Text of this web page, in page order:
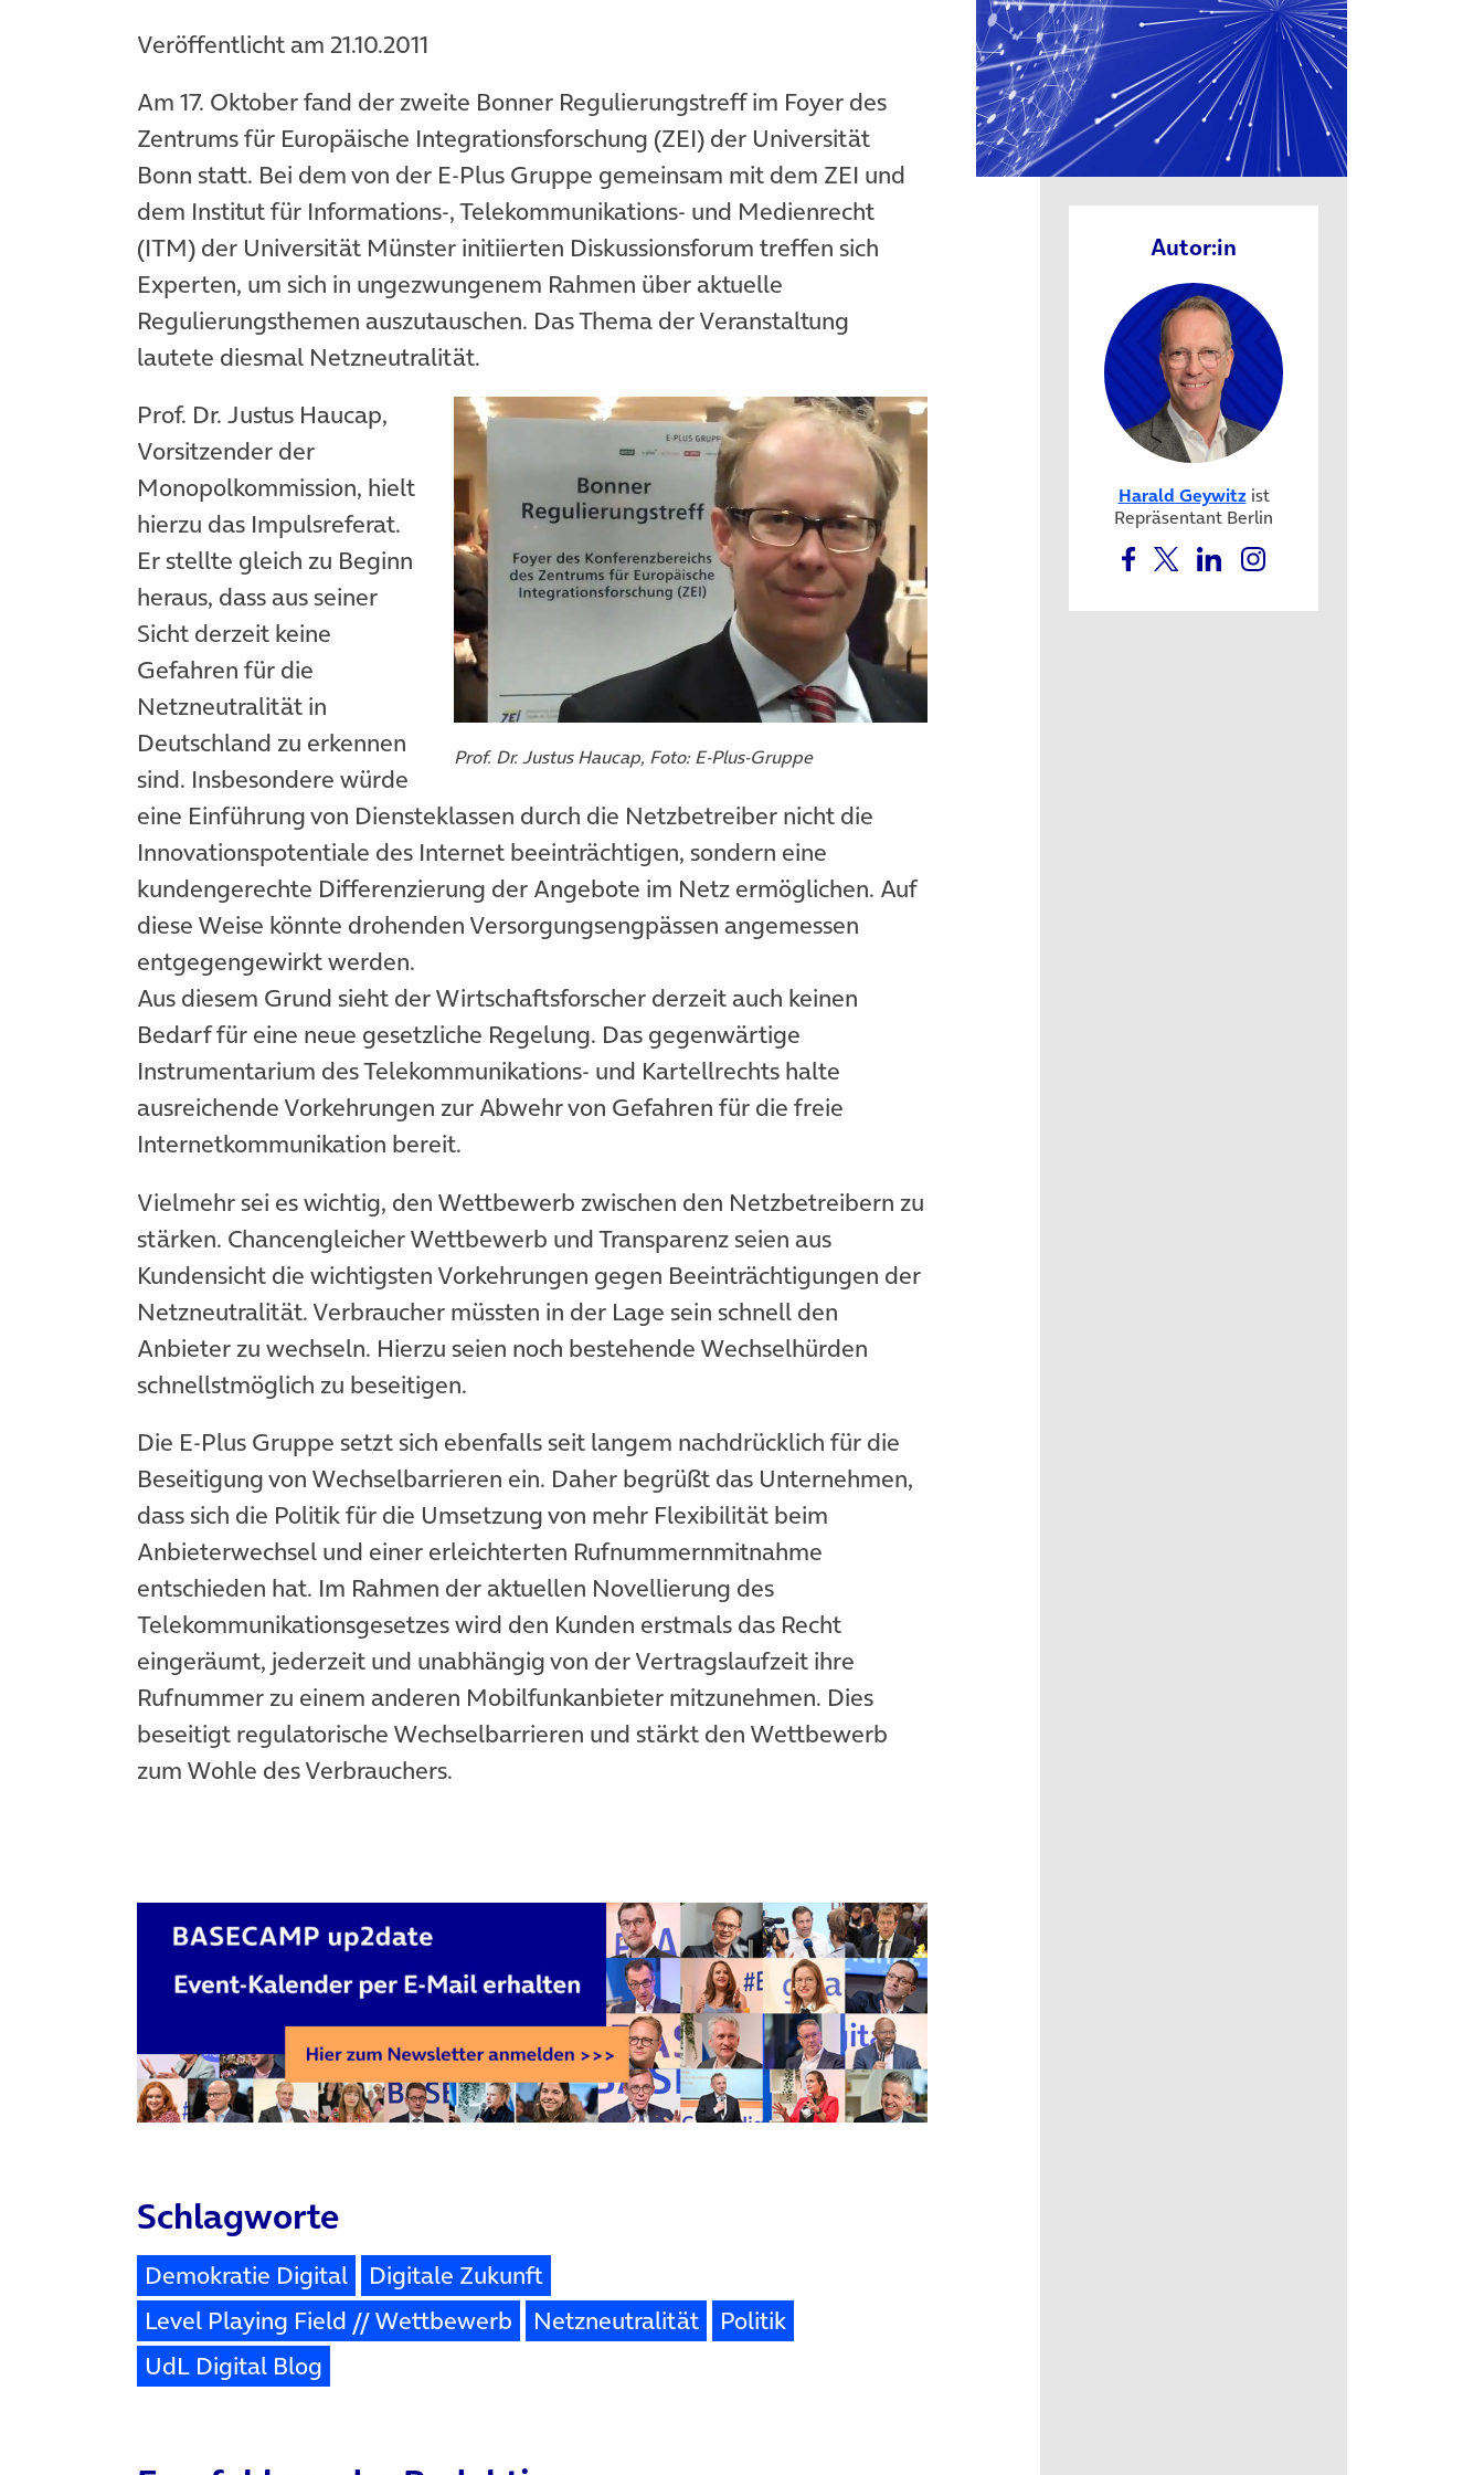
Veröffentlicht am 21.10.2011
Am 17. Oktober fand der zweite Bonner Regulierungstreff im Foyer des
Zentrums für Europäische Integrationsforschung (ZEI) der Universität
Bonn statt. Bei dem von der E-Plus Gruppe gemeinsam mit dem ZEI und
dem Institut für Informations-, Telekommunikations- und Medienrecht
(ITM) der Universität Münster initiierten Diskussionsforum treffen sich
Experten, um sich in ungezwungenem Rahmen über aktuelle
Regulierungsthemen auszutauschen. Das Thema der Veranstaltung
lautete diesmal Netzneutralität.
Prof. Dr. Justus Haucap, Foto: E-Plus-Gruppe
Prof. Dr. Justus Haucap,
Vorsitzender der
Monopolkommission, hielt
hierzu das Impulsreferat.
Er stellte gleich zu Beginn
heraus, dass aus seiner
Sicht derzeit keine
Gefahren für die
Netzneutralität in
Deutschland zu erkennen
sind. Insbesondere würde
eine Einführung von Diensteklassen durch die Netzbetreiber nicht die
Innovationspotentiale des Internet beeinträchtigen, sondern eine
kundengerechte Differenzierung der Angebote im Netz ermöglichen. Auf
diese Weise könnte drohenden Versorgungsengpässen angemessen
entgegengewirkt werden.
Aus diesem Grund sieht der Wirtschaftsforscher derzeit auch keinen
Bedarf für eine neue gesetzliche Regelung. Das gegenwärtige
Instrumentarium des Telekommunikations- und Kartellrechts halte
ausreichende Vorkehrungen zur Abwehr von Gefahren für die freie
Internetkommunikation bereit.
Vielmehr sei es wichtig, den Wettbewerb zwischen den Netzbetreibern zu
stärken. Chancengleicher Wettbewerb und Transparenz seien aus
Kundensicht die wichtigsten Vorkehrungen gegen Beeinträchtigungen der
Netzneutralität. Verbraucher müssten in der Lage sein schnell den
Anbieter zu wechseln. Hierzu seien noch bestehende Wechselhürden
schnellstmöglich zu beseitigen.
Die E-Plus Gruppe setzt sich ebenfalls seit langem nachdrücklich für die
Beseitigung von Wechselbarrieren ein. Daher begrüßt das Unternehmen,
dass sich die Politik für die Umsetzung von mehr Flexibilität beim
Anbieterwechsel und einer erleichterten Rufnummernmitnahme
entschieden hat. Im Rahmen der aktuellen Novellierung des
Telekommunikationsgesetzes wird den Kunden erstmals das Recht
eingeräumt, jederzeit und unabhängig von der Vertragslaufzeit ihre
Rufnummer zu einem anderen Mobilfunkanbieter mitzunehmen. Dies
beseitigt regulatorische Wechselbarrieren und stärkt den Wettbewerb
zum Wohle des Verbrauchers.
Schlagworte
Demokratie Digital
Digitale Zukunft
Level Playing Field // Wettbewerb
Netzneutralität
Politik
UdL Digital Blog
Autor:in
Harald Geywitzist
Repräsentant Berlin